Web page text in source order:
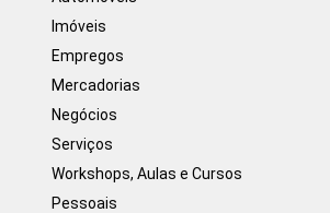
Imóveis
Empregos
Mercadorias
Negócios
Serviços
Workshops, Aulas e Cursos
Pessoais